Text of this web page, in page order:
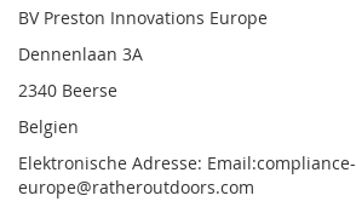
BV Preston Innovations Europe
Dennenlaan 3A
2340 Beerse
Belgien
Elektronische Adresse: Email:compliance-
europe@ratheroutdoors.com